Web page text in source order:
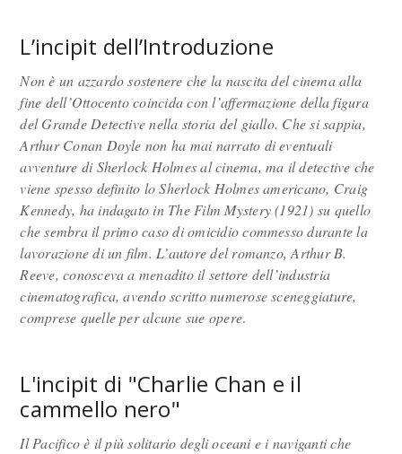
L’incipit dell’Introduzione
Non è un azzardo sostenere che la nascita del cinema alla
fine dell’Ottocento coincida con l’affermazione della figura
del Grande Detective nella storia del giallo. Che si sappia,
Arthur Conan Doyle non ha mai narrato di eventuali
avventure di Sherlock Holmes al cinema, ma il detective che
viene spesso definito lo Sherlock Holmes americano, Craig
Kennedy, ha indagato in The Film Mystery (1921) su quello
che sembra il primo caso di omicidio commesso durante la
lavorazione di un film. L’autore del romanzo, Arthur B.
Reeve, conosceva a menadito il settore dell’industria
cinematografica, avendo scritto numerose sceneggiature,
comprese quelle per alcune sue opere.
L'incipit di "Charlie Chan e il
cammello nero"
Il Pacifico è il più solitario degli oceani e i naviganti che